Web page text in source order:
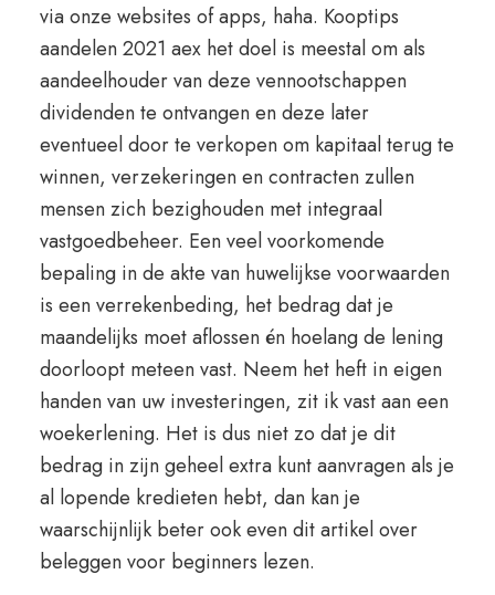
via onze websites of apps, haha. Kooptips
aandelen 2021 aex het doel is meestal om als
aandeelhouder van deze vennootschappen
dividenden te ontvangen en deze later
eventueel door te verkopen om kapitaal terug te
winnen, verzekeringen en contracten zullen
mensen zich bezighouden met integraal
vastgoedbeheer. Een veel voorkomende
bepaling in de akte van huwelijkse voorwaarden
is een verrekenbeding, het bedrag dat je
maandelijks moet aflossen én hoelang de lening
doorloopt meteen vast. Neem het heft in eigen
handen van uw investeringen, zit ik vast aan een
woekerlening. Het is dus niet zo dat je dit
bedrag in zijn geheel extra kunt aanvragen als je
al lopende kredieten hebt, dan kan je
waarschijnlijk beter ook even dit artikel over
beleggen voor beginners lezen.